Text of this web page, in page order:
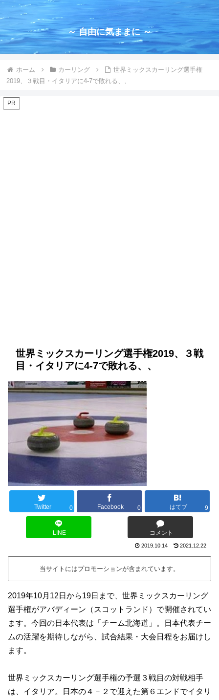
～ 自由に気ままに ～
ホーム カーリング
世界ミックスカーリング選手権
2019、３戦目・イタリアに4-7で敗れる、、
PR
世界ミックスカーリング選手権2019、３戦
目・イタリアに4-7で敗れる、、
Twitter 0 Facebook 0 はてブ 9
LINE コメント
2019.10.14 2021.12.22
当サイトにはプロモーションが含まれています。
2019年10月12日から19日まで、世界ミックスカーリング
選手権がアバディーン（スコットランド）で開催されてい
ます。今回の日本代表は「チーム北海道」。日本代表チー
ムの活躍を期待しながら、試合結果・大会日程をお届けし
ます。
世界ミックスカーリング選手権の予選３戦目の対戦相手
は、イタリア。日本の４－２で迎えた第６エンドでイタリ